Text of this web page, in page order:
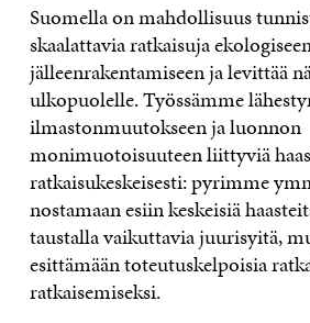
Suomella on mahdollisuus
skaalattavia ratkaisuja
jälleenrakentamiseen ja levittää
ulkopuolelle. Työssämme
ilmastonmuutokseen ja luonnon
monimuotoisuuteen liittyviä
ratkaisukeskeisesti: pyrimme
nostamaan esiin keskeisiä
taustalla vaikuttavia juurisyitä,
esittämään toteutuskelpoisia
ratkaisemiseksi.